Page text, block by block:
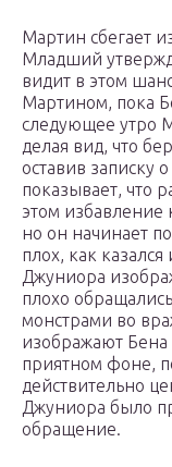
Мартин сбегает
Младший
видит в этом
Мартином, пока
следующее утро
делая вид, что
оставив записку
показывает, что
этом избавление
но он начинает
плох, как
Джуниора
плохо
монстрами во
изображают Бена
приятном фоне,
действительно
Джуниора было
обращение.